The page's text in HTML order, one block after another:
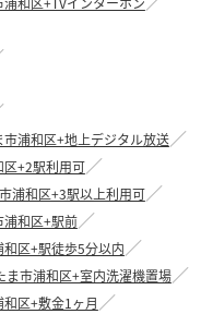
市浦和区+地上デジタル放送
区+2駅利用可
浦和区+3駅以上利用可
浦和区+駅前
和区+駅徒歩5分以内
ま市浦和区+室内洗濯機置場
和区+敷金1ヶ月